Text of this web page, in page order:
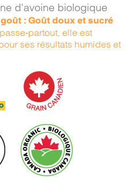
d'avoine biologique
: Goût doux et sucré
partout, elle est
ses résultats humides et